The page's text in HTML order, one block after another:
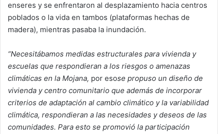
enseres y se enfrentaron al desplazamiento hacia centros
poblados o la vida en tambos (plataformas hechas de
madera), mientras pasaba la inundación.
“Necesitábamos medidas estructurales para vivienda y
escuelas que respondieran a los riesgos o amenazas
climáticas en la Mojana, por esose propuso un diseño de
vivienda y centro comunitario que además de incorporar
criterios de adaptación al cambio climático y la variabilidad
climática, respondieran a las necesidades y deseos de las
comunidades. Para esto se promovió la participación